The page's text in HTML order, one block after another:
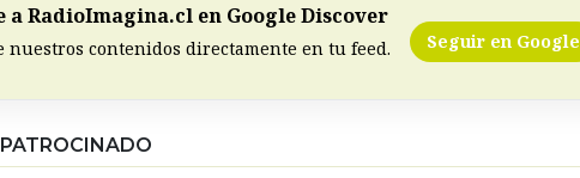
a RadioImagina.cl en Google Discover
nuestros contenidos directamente en tu feed. Seguir en Google